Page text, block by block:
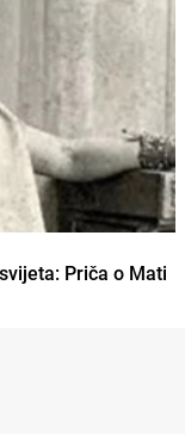
Priča o Mati